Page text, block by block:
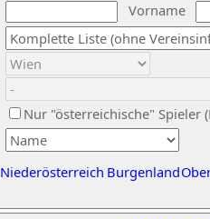
Vorname
Nur "österreichische" Spieler
Niederösterreich Burgenland